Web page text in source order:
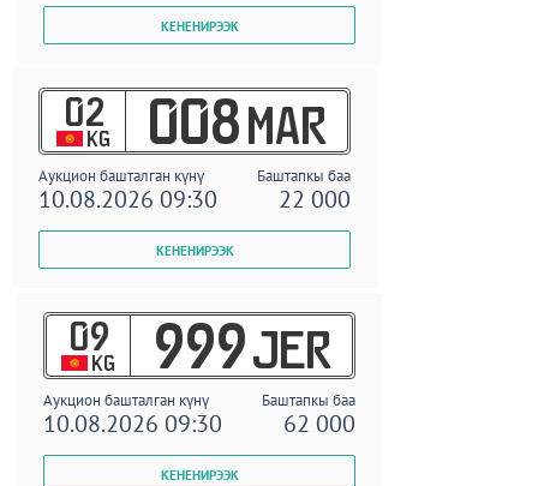
02
KG 008 MAR
Аукцион башталган күнү Баштапкы баа
10.08.2026 09:30 22 000
09
KG 999 JER
Аукцион башталган күнү Баштапкы баа
10.08.2026 09:30 62 000